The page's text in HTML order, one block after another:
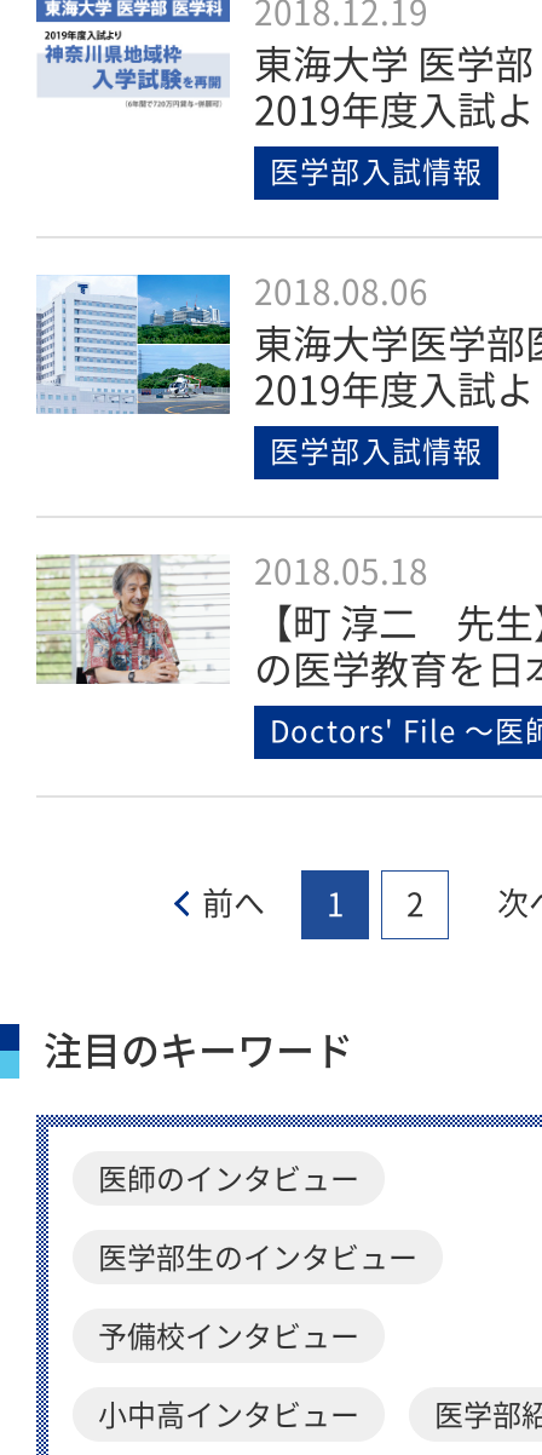
医学部入試情報
2018.12.19
東海大学 医学
2019年度入試
医学部入試情報
2018.08.06
東海大学医学部
2019年度入試
Doctors' File 〜医
2018.05.18
【町 淳二 先
の医学教育を
前へ 1 2 次
注目のキーワード
医師のインタビュー
医学部生のインタビュー
予備校インタビュー
小中高インタビュー 医学部